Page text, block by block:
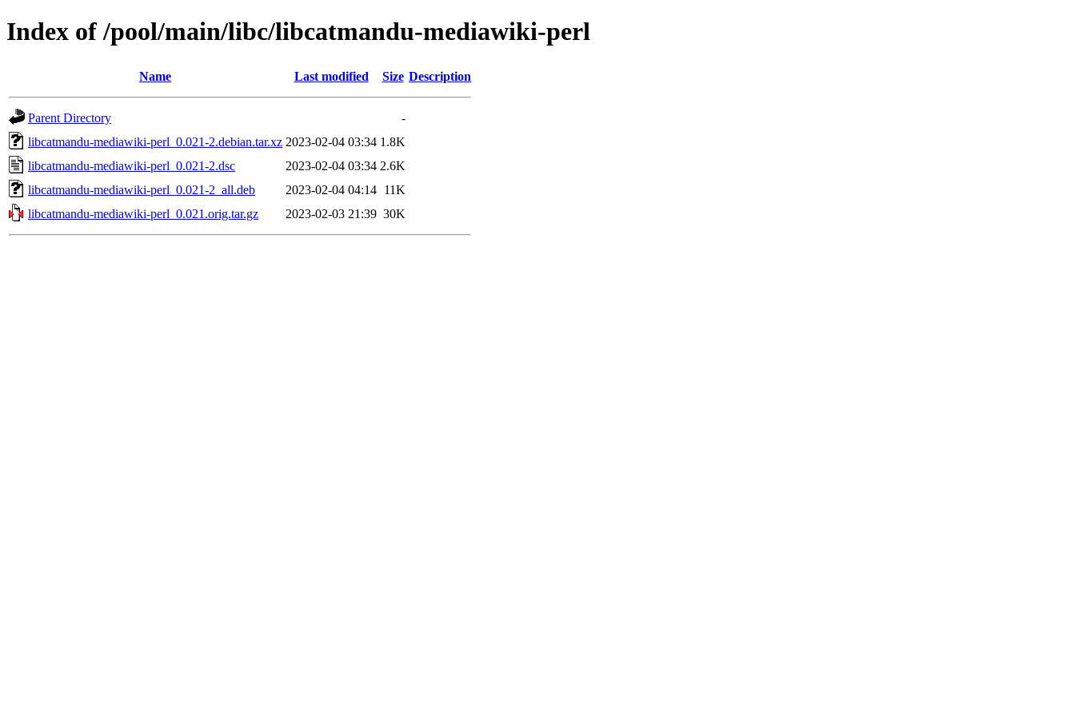
Index of /pool/main/libc/libcatmandu-mediawiki-perl
Name Last modified Size Description
Parent Directory
-
libcatmandu-mediawiki-perl_0.021-2.debian.tar.xz 2023-02-04 03:34 1.8K
libcatmandu-mediawiki-perl_0.021-2.dsc
2023-02-04 03:34 2.6K
libcatmandu-mediawiki-perl_0.021-2_all.deb
2023-02-04 04:14 11K
libcatmandu-mediawiki-perl_0.021.orig.tar.gz
2023-02-03 21:39 30K